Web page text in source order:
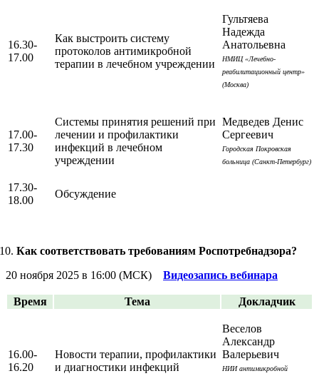
16.30-
17.00
Как выстроить систему
протоколов антимикробной
терапии в лечебном учреждении
Гультяева
Надежда
Анатольевна
НМИЦ «Лечебно-
реабилитационный центр»
(Москва)
17.00-
17.30
Системы принятия решений при
лечении и профилактики
инфекций в лечебном
учреждении
Медведев Денис
Сергеевич
Городская Покровская
больница (Санкт-Петербург)
17.30-
18.00
Обсуждение
Как соответствовать требованиям Роспотребнадзора?
20 ноября 2025 в 16:00 (МСК) Видеозапись вебинара
Время Тема Докладчик
16.00-
16.20
Новости терапии, профилактики
и диагностики инфекций
Веселов
Александр
Валерьевич
НИИ антимикробной